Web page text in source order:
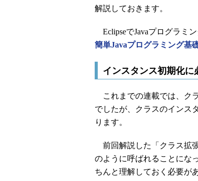
解説しておきます。
EclipseでJavaプログラミ
簡単Javaプログラミング基
インスタンス初期化
これまでの連載では、ク
でしたが、クラスのインス
ります。
前回解説した「クラス拡
のように呼ばれることにな
ちんと理解しておく必要が